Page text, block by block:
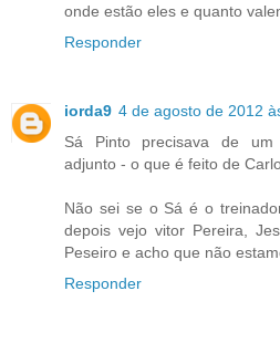
onde estão eles e quanto
Responder
iorda9 4 de agosto de 2012
Sá Pinto precisava de um
adjunto - o que é feito de
Não sei se o Sá é o
depois vejo vitor Pereira,
Peseiro e acho que não
Responder